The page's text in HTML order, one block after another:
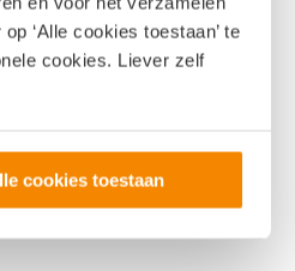
‘Alle cookies toestaan’ te
cookies. Liever zelf
cookies toestaan